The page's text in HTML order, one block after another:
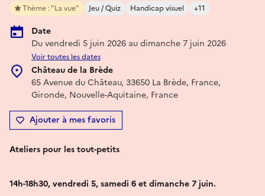
Thème : "La vue" Jeu / Quiz Handicap visuel +11
Date
Du vendredi 5 juin 2026 au dimanche 7 juin 2026
Voir toutes les dates
Château de la Brède
65 Avenue du Château, 33650 La Brède, France,
Gironde, Nouvelle-Aquitaine, France
Ajouter à mes favoris
Ateliers pour les tout-petits
14h-18h30, vendredi 5, samedi 6 et dimanche 7 juin.